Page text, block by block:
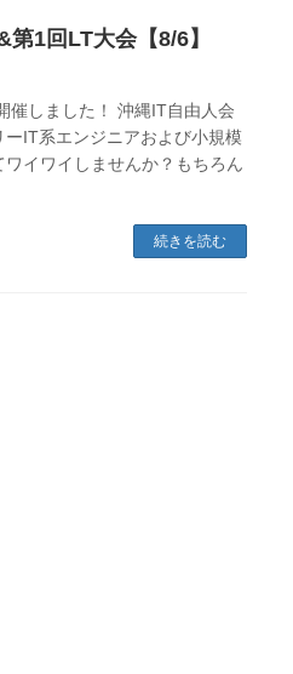
1回LT大会【8/6】
しました！ 沖縄IT自由人会
IT系エンジニアおよび小規模
イワイしませんか？もちろん
続きを読む